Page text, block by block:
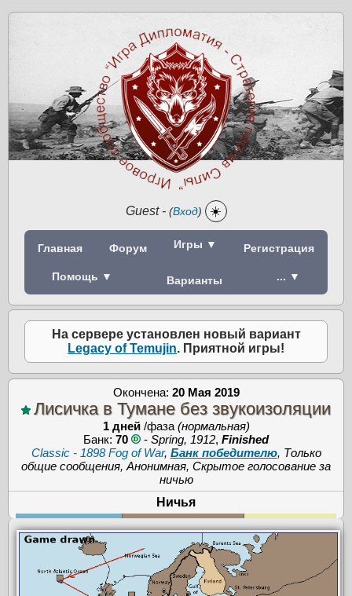
Guest- (Вход) ☀️
Главная Форум Игры ▼ Регистрация
Помощь ▼ Варианты ... ▼
На сервере установлен новый вариант
Legacy of Temujin. Приятной игры!
Окончена: 20 Мая 2019
Лисичка в Тумане без звукоизоляции
1 дней/фаза (нормальная)
Банк: 70 - Spring, 1912, Finished
Classic - 1898 Fog of War, Банк победителю, Только
общие сообщения, Анонимная, Скрытое голосование за
ничью
Ничья